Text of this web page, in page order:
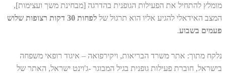
מומלץ להתחיל את הפעילות הגופנית בהדרגה [מבחינת משך ועצימות],
המצב האידאלי להגיע אליו הוא תרגול של
לפחות 30 דקות רצופות שלוש
פעמים בשבוע.
נלקח מתוך: אתר משרד הבריאות, ויקירפואה – איגוד רופאי משפחה
בישראל, חוברת פעילות גופנית בגיל המבוגר -ג'וינט ישראל, האתר של